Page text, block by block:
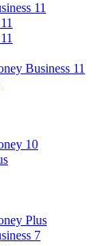
11
Business 11
10
Plus
7